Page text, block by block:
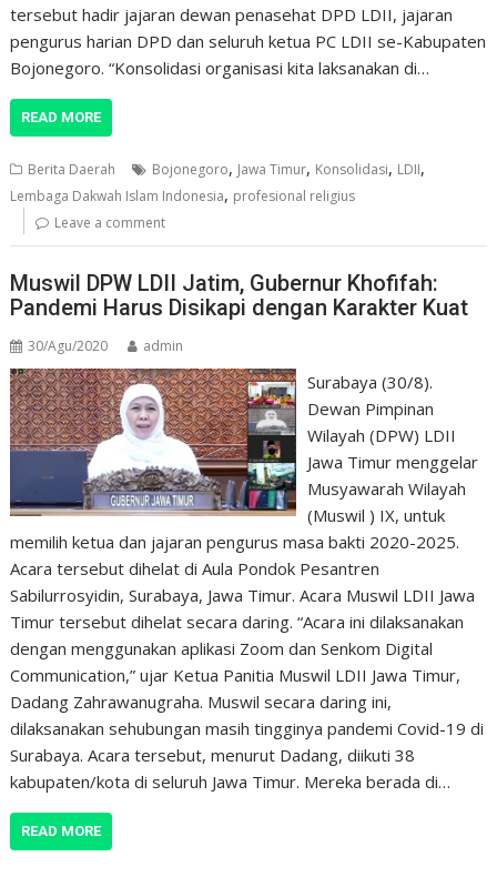
tersebut hadir jajaran dewan penasehat DPD LDII, jajaran
pengurus harian DPD dan seluruh ketua PC LDII se-Kabupaten
Bojonegoro. “Konsolidasi organisasi kita laksanakan di…
READ MORE
Berita Daerah Bojonegoro, Jawa Timur, Konsolidasi, LDII,
Lembaga Dakwah Islam Indonesia, profesional religius
Leave a comment
Muswil DPW LDII Jatim, Gubernur Khofifah:
Pandemi Harus Disikapi dengan Karakter Kuat
30/Agu/2020 admin
Surabaya (30/8).
Dewan Pimpinan
Wilayah (DPW) LDII
Jawa Timur menggelar
Musyawarah Wilayah
(Muswil ) IX, untuk
memilih ketua dan jajaran pengurus masa bakti 2020-2025.
Acara tersebut dihelat di Aula Pondok Pesantren
Sabilurrosyidin, Surabaya, Jawa Timur. Acara Muswil LDII Jawa
Timur tersebut dihelat secara daring. “Acara ini dilaksanakan
dengan menggunakan aplikasi Zoom dan Senkom Digital
Communication,” ujar Ketua Panitia Muswil LDII Jawa Timur,
Dadang Zahrawanugraha. Muswil secara daring ini,
dilaksanakan sehubungan masih tingginya pandemi Covid-19 di
Surabaya. Acara tersebut, menurut Dadang, diikuti 38
kabupaten/kota di seluruh Jawa Timur. Mereka berada di…
READ MORE